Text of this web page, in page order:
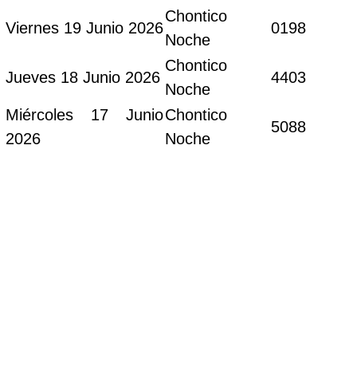
Viernes 19 Junio 2026
Chontico
Noche
0198
Jueves 18 Junio 2026
Chontico
Noche
4403
Miércoles 17 Junio
2026
Chontico
Noche
5088